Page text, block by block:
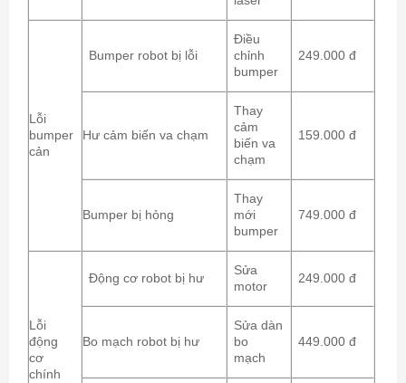
Lỗi
bumper
cản
Bumper robot bị lỗi
Điều
chỉnh
bumper
249.000 đ
Hư cảm biến va chạm
Thay
cảm
biến va
chạm
159.000 đ
Bumper bị hỏng
Thay
mới
bumper
749.000 đ
Lỗi
động
cơ
chính
Động cơ robot bị hư
Sửa
motor
249.000 đ
Bo mạch robot bị hư
Sửa dàn
bo
mạch
449.000 đ